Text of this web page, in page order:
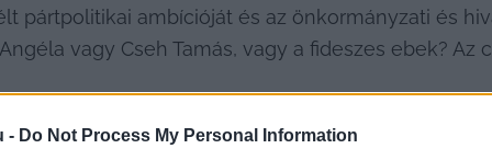
- Do Not Process My Personal Information
pártpolitikai ambícióját és az önkormányzati és
vagy Cseh Tamás, vagy a fideszes ebek? Az